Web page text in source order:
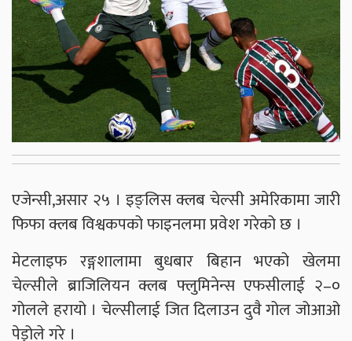
एजेन्सी,असार २५ । इङ्लिस क्लब चेल्सी अमेरिकामा जारी
फिफा क्लब विश्वकपको फाइनलमा प्रवेश गरेको छ ।
मेटलाइफ रङ्गशालामा बुधबार बिहान भएको खेलमा
चेल्सीले ब्राजिलियन क्लब फ्लुमिनेन्स एफसीलाई २–०
गोलले हरायो । चेल्सीलाई जित दिलाउन दुवै गोल जोआओ
पेड्रोले गरे ।